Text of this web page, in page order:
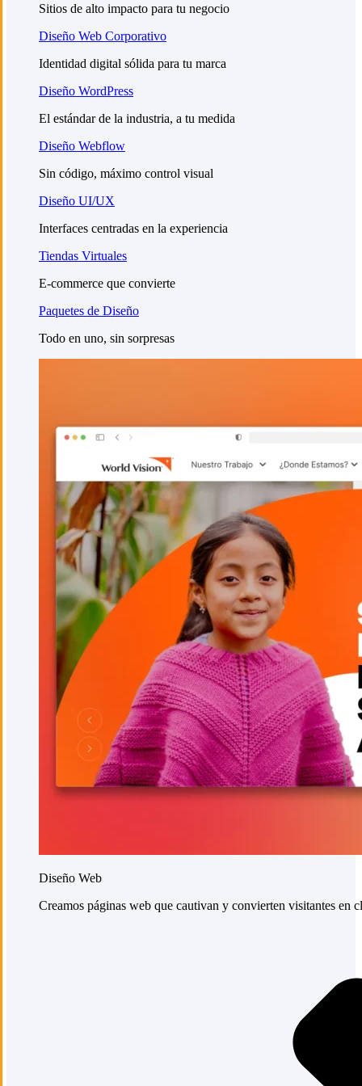
Sitios de alto impacto para tu negocio
Diseño Web Corporativo
Identidad digital sólida para tu marca
Diseño WordPress
El estándar de la industria, a tu medida
Diseño Webflow
Sin código, máximo control visual
Diseño UI/UX
Interfaces centradas en la experiencia
Tiendas Virtuales
E-commerce que convierte
Paquetes de Diseño
Todo en uno, sin sorpresas
Diseño Web
Creamos páginas web que cautivan y convierten visitantes en